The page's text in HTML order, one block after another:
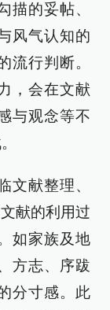
描的妥帖、
风气认知的
流行判断。
，会在文献
与观念等不
文献整理、
献的利用过
如家族及地
方志、序跋
分寸感。此